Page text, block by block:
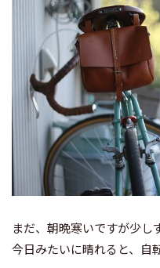
まだ、朝晩寒いですが少し
今日みたいに晴れると、自